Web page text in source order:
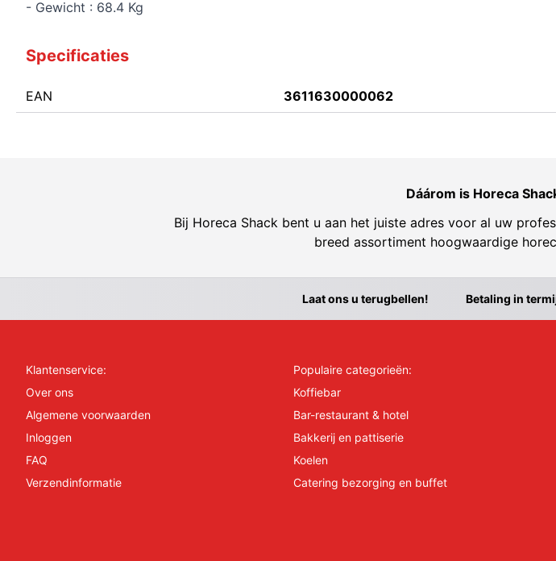
- Gewicht : 68.4 Kg
Specificaties
EAN 3611630000062
Dáárom is Horeca
Bij Horeca Shack bent u aan het juiste adres voor al uw
breed assortiment hoogwaardige
Laat ons u terugbellen! Betaling in
Klantenservice:
Over ons
Algemene voorwaarden
Inloggen
FAQ
Verzendinformatie
Populaire categorieën:
Koffiebar
Bar-restaurant & hotel
Bakkerij en pattiserie
Koelen
Catering bezorging en buffet